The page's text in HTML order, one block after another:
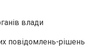
влади
повідомлень-рішень